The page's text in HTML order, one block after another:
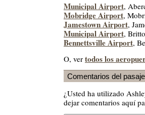
Municipal Airport,
Mobridge Airport,
Jamestown Airport,
Municipal Airport,
Bennettsville Airport,
O, ver todos los
Comentarios del
¿Usted ha utilizado
dejar comentarios aquí